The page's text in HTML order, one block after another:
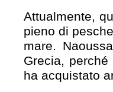
Attualmente,
pieno di
mare.
Grecia,
ha acquistato